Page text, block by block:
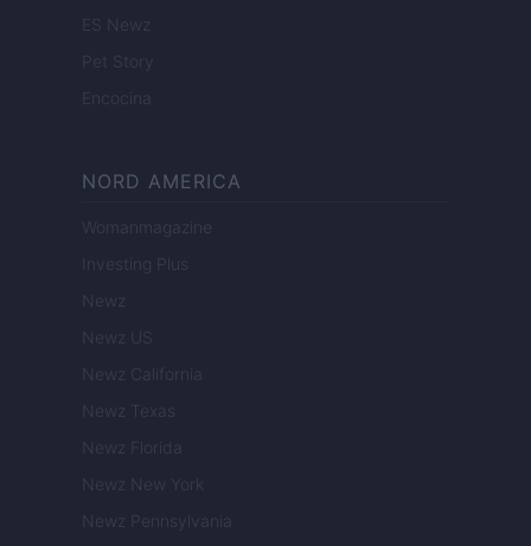
ES Newz
Pet Story
Encocina
NORD AMERICA
Womanmagazine
Investing Plus
Newz
Newz US
Newz California
Newz Texas
Newz Florida
Newz New York
Newz Pennsylvania